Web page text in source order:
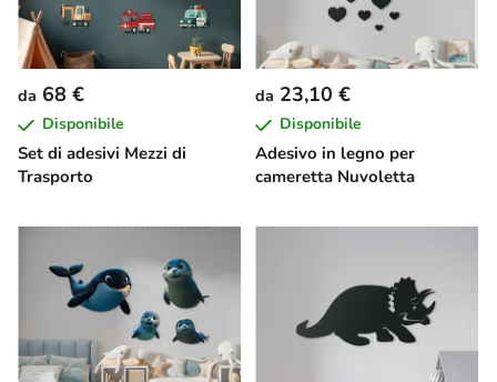
Set di adesivi Mezzi di
Trasporto
da 68 €
Disponibile
Adesivo in legno per
cameretta Nuvoletta
da 23,10 €
Disponibile